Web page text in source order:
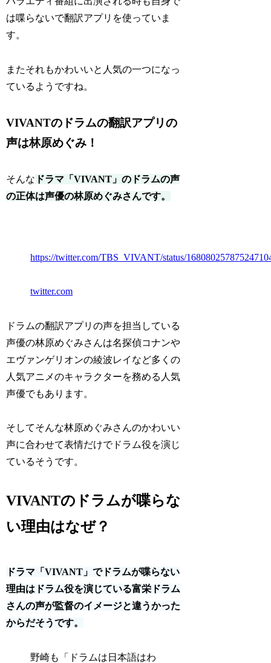
は喋らないで翻訳アプリを使っていま
す。
またそれもかわいいと人気の一つになっ
ているようですね。
VIVANTのドラムの翻訳アプリの
声は林原めぐみ！
そんな ドラマ「VIVANT」のドラムの声
の正体は声優の林原めぐみさんです。
https://twitter.com/TBS_VIVANT/status/
twitter.com
ドラムの翻訳アプリの声を担当している
声優の林原めぐみさんは名探偵コナンや
エヴァンゲリオンの綾波レイなど多くの
人気アニメのキャラクターを務める人気
声優でもあります。
そしてそんな林原めぐみさんのかわいい
声に合わせて表情だけでドラム役を演じ
ているそうです。
VIVANTのドラムが喋らな
い理由はなぜ？
ドラマ「VIVANT」でドラムが喋らない
理由はドラム役を演じている富栄ドラム
さんの声が監督のイメージと違うかった
からだそうです。
野崎も「ドラムは日本語はわ